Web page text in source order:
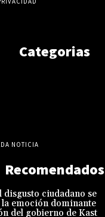
Categorias
NOTICIA
Recomendados
ciudadano se
emoción dominante
del gobierno de Kast